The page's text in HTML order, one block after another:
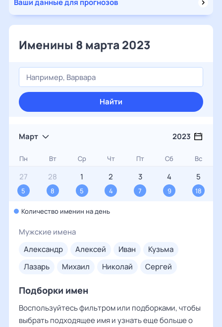
Ваши данные для прогнозов
Именины 8 марта 2023
Найти
Март 2023
Пн Вт Ср Чт Пт Сб Вс
27
5
28
8
1
5
2
4
3
7
4
9
5
18
Количество именин на день
Мужские имена
александр
алексей иван
кузьма
лазарь
михаил николай сергей
Подборки имен
Воспользуйтесь фильтром или подборками, чтобы
выбрать подходящее имя и узнать еще больше о